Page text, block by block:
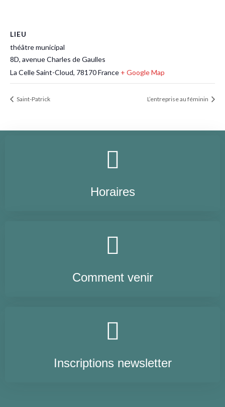
LIEU
théâtre municipal
8D, avenue Charles de Gaulles
La Celle Saint-Cloud, 78170France + Google Map
Saint-Patrick L’entreprise au féminin
Horaires
Comment venir
Inscriptions newsletter